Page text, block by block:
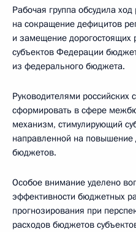
Рабочая группа обсудила
на сокращение дефицитов
и замещение дорогостоящих
субъектов Федерации
из федерального бюджета.
Руководителями
сформировать в сфере
механизм, стимулирующий
направленной на повышение
бюджетов.
Особое внимание уделено
эффективности бюджетных
прогнозирования при
расходов бюджетов